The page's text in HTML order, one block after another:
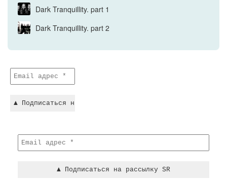
Dark Tranquillity. part 1
Dark Tranquillity. part 2